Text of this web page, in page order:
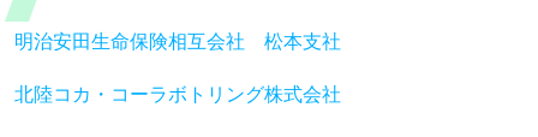
明治安田生命保険相互会社 松本支社
北陸コカ・コーラボトリング株式会社